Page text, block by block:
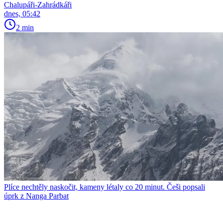
Chalupáři-Zahrádkáři
dnes, 05:42
2 min
Plíce nechtěly naskočit, kameny létaly co 20 minut. Češi popsali
úprk z Nanga Parbat